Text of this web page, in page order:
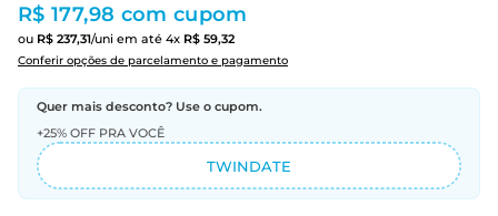
R$ 177,98 com cupom
ou R$ 237,31/uni em até 4x R$ 59,32
Conferir opções de parcelamento e pagamento
Quer mais desconto? Use o cupom.
+25% OFF PRA VOCÊ
TWINDATE